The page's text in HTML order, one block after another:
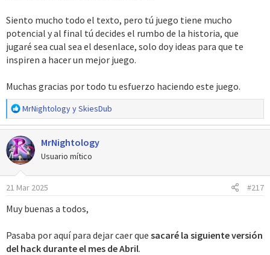
Siento mucho todo el texto, pero tú juego tiene mucho
potencial y al final tú decides el rumbo de la historia, que
jugaré sea cual sea el desenlace, solo doy ideas para que te
inspiren a hacer un mejor juego.
Muchas gracias por todo tu esfuerzo haciendo este juego.
R
e
a
c
c
i
o
n
s
MrNightologyySkiesDub
MrNightology
Usuario mítico
21 Mar 2025 #217
Muy buenas a todos,
Pasaba por aquí para dejar caer que sacaré la siguiente versión
del hack durante el mes de Abril.